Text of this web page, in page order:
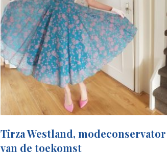
Tirza Westland, modeconservator
van de toekomst